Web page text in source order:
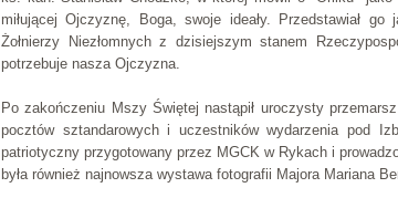
miłującej Ojczyznę, Boga, swoje ideały. Przedstawiał go
Żołnierzy Niezłomnych z dzisiejszym stanem
potrzebuje nasza Ojczyzna.
Po zakończeniu Mszy Świętej nastąpił uroczysty
pocztów sztandarowych i uczestników wydarzenia pod
patriotyczny przygotowany przez MGCK w Rykach i
była również najnowsza wystawa fotografii Majora Mariana